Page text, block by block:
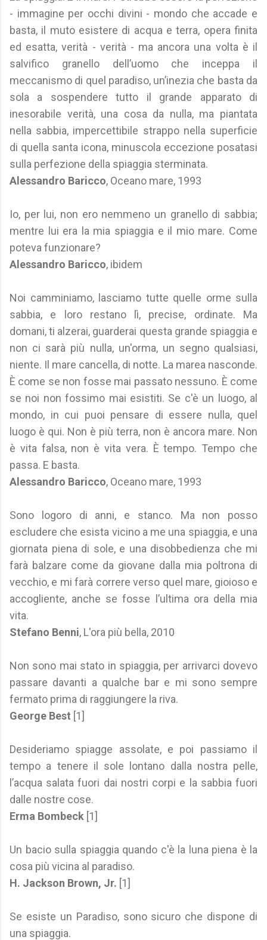
- immagine per occhi divini - mondo che accade e
basta, il muto esistere di acqua e terra, opera finita
ed esatta, verità - verità - ma ancora una volta è il
salvifico granello dell’uomo che inceppa il
meccanismo di quel paradiso, un’inezia che basta da
sola a sospendere tutto il grande apparato di
inesorabile verità, una cosa da nulla, ma piantata
nella sabbia, impercettibile strappo nella superficie
di quella santa icona, minuscola eccezione posatasi
sulla perfezione della spiaggia sterminata.
Alessandro Baricco, Oceano mare, 1993
Io, per lui, non ero nemmeno un granello di sabbia;
mentre lui era la mia spiaggia e il mio mare. Come
poteva funzionare?
Alessandro Baricco, ibidem
Noi camminiamo, lasciamo tutte quelle orme sulla
sabbia, e loro restano lì, precise, ordinate. Ma
domani, ti alzerai, guarderai questa grande spiaggia e
non ci sarà più nulla, un'orma, un segno qualsiasi,
niente. Il mare cancella, di notte. La marea nasconde.
È come se non fosse mai passato nessuno. È come
se noi non fossimo mai esistiti. Se c'è un luogo, al
mondo, in cui puoi pensare di essere nulla, quel
luogo è qui. Non è più terra, non è ancora mare. Non
è vita falsa, non è vita vera. È tempo. Tempo che
passa. E basta.
Alessandro Baricco, Oceano mare, 1993
Sono logoro di anni, e stanco. Ma non posso
escludere che esista vicino a me una spiaggia, e una
giornata piena di sole, e una disobbedienza che mi
farà balzare come da giovane dalla mia poltrona di
vecchio, e mi farà correre verso quel mare, gioioso e
accogliente, anche se fosse l’ultima ora della mia
vita.
Stefano Benni, L'ora più bella, 2010
Non sono mai stato in spiaggia, per arrivarci dovevo
passare davanti a qualche bar e mi sono sempre
fermato prima di raggiungere la riva.
George Best [1]
Desideriamo spiagge assolate, e poi passiamo il
tempo a tenere il sole lontano dalla nostra pelle,
l’acqua salata fuori dai nostri corpi e la sabbia fuori
dalle nostre cose.
Erma Bombeck [1]
Un bacio sulla spiaggia quando c'è la luna piena è la
cosa più vicina al paradiso.
H. Jackson Brown, Jr. [1]
Se esiste un Paradiso, sono sicuro che dispone di
una spiaggia.